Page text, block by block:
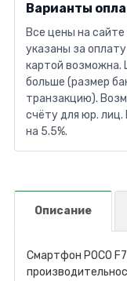
Варианты
Все цены на
указаны за
картой возможна.
больше (размер
транзакцию).
счёту для юр.
на 5.5%.
Описание
Смартфон POCO